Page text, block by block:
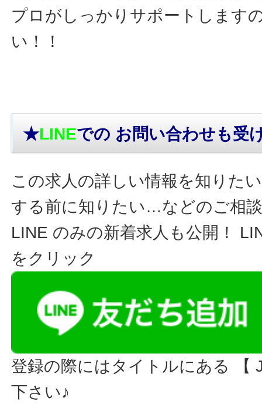
プロがしっかりサポートします
い！！
★LINEでの お問い合わせも受
この求人の詳しい情報を知りた
する前に知りたい…などのご相
LINE のみの新着求人も公開！
をクリック
登録の際にはタイトルにある 【
下さい♪